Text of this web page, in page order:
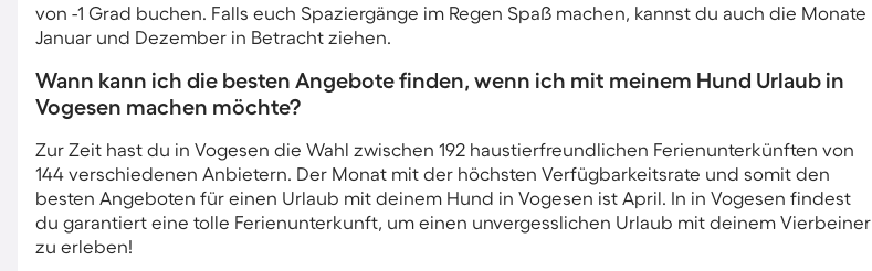
von -1 Grad buchen. Falls euch Spaziergänge im Regen Spaß machen, kannst du auch die Monate
Januar und Dezember in Betracht ziehen.
Wann kann ich die besten Angebote finden, wenn ich mit meinem Hund Urlaub in
Vogesen machen möchte?
Zur Zeit hast du in Vogesen die Wahl zwischen 192 haustierfreundlichen Ferienunterkünften von
144 verschiedenen Anbietern. Der Monat mit der höchsten Verfügbarkeitsrate und somit den
besten Angeboten für einen Urlaub mit deinem Hund in Vogesen ist April. In in Vogesen findest
du garantiert eine tolle Ferienunterkunft, um einen unvergesslichen Urlaub mit deinem Vierbeiner
zu erleben!